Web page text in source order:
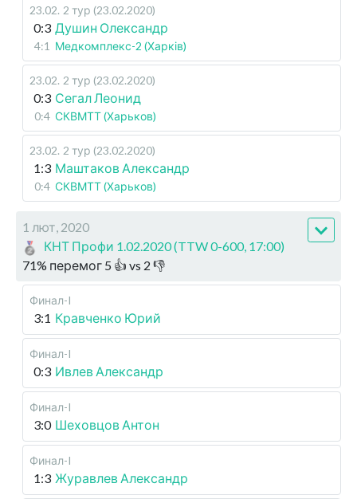
23.02. 2 тур (23.02.2020)
0:3 Душин Олександр
4:1 Медкомплекс-2 (Харків)
23.02. 2 тур (23.02.2020)
0:3 Сегал Леонид
0:4 СКВМТТ (Харьков)
23.02. 2 тур (23.02.2020)
1:3 Маштаков Александр
0:4 СКВМТТ (Харьков)
1 лют, 2020
КНТ Профи 1.02.2020 (TTW 0-600, 17:00)
71% перемог 5 👍 vs 2 👎
Финал-I
3:1 Кравченко Юрий
Финал-I
0:3 Ивлев Александр
Финал-I
3:0 Шеховцов Антон
Финал-I
1:3 Журавлев Александр